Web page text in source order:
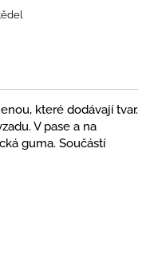
které dodávají tvar.
V pase a na
guma. Součástí